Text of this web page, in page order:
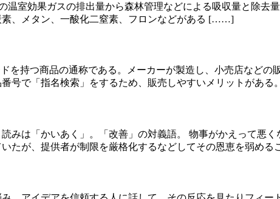
温室効果ガスの排出量から森林管理などによる吸収量と除
、メタン、一酸化二窒素、フロンなどがある [……]
を持つ商品の通称である。メーカーが製造し、小売店など
号で「指名検索」をするため、販売しやすいメリットがあ
みは「かいあく」。「改善」の対義語。 物事がかえって悪
たが、提供者が制限を厳格化するなどしてその恩恵を弱め